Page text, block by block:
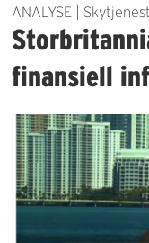
ANALYSE |
finansiell